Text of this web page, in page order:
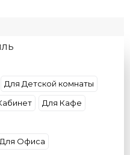
плафона
Умные
Размер
Для Детской комнаты
Для Кафе
Для Офиса